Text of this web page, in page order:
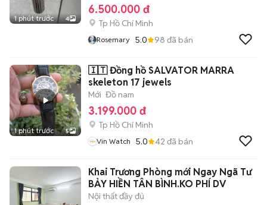
1 phút trước 4
6.500.000 đ
Tp Hồ Chí Minh
Rosemary 5.0 98 đã bán
1 phút trước 5
🇮🇹 Đồng hồ SALVATOR MARRA
skeleton 17 jewels
Mới Đồ nam
3.199.000 đ
Tp Hồ Chí Minh
Vin Watch 5.0 42 đã bán
Khai Trương Phòng mới Ngay Ngã Tư
BẢY HIỀN TÂN BÌNH.KO PHÍ DV
Nội thất đầy đủ